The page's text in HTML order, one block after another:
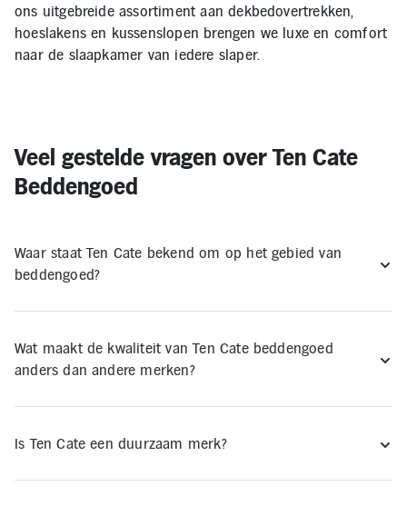
ons uitgebreide assortiment aan dekbedovertrekken,
hoeslakens en kussenslopen brengen we luxe en comfort
naar de slaapkamer van iedere slaper.
Veel gestelde vragen over Ten Cate
Beddengoed
Waar staat Ten Cate bekend om op het gebied van
beddengoed?
Wat maakt de kwaliteit van Ten Cate beddengoed
anders dan andere merken?
Is Ten Cate een duurzaam merk?